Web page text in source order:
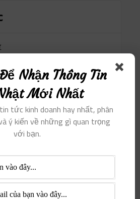
công
tạo
nghề
hứng
Xanh
Nhận Thông Tin
Mới Nhất
tức kinh doanh hay nhất, phân
ý kiến ​​về những gì quan trọng
với bạn.